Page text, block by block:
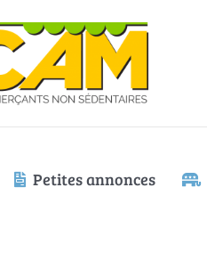
Petites annonces